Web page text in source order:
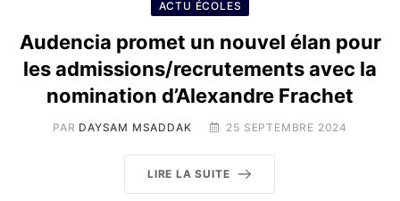
ACTU ÉCOLES
Audencia promet un nouvel élan pour
les admissions/recrutements avec la
nomination d’Alexandre Frachet
PAR DAYSAM MSADDAK 25 SEPTEMBRE 2024
LIRE LA SUITE